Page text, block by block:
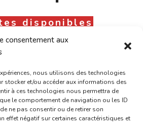
consentement aux
nous utilisons des technologies
stocker et/ou accéder aux informations des
à ces technologies nous permettra de
le comportement de navigation ou les ID
ne pas consentir ou de retirer son
effet négatif sur certaines caractéristiques et
disponibles